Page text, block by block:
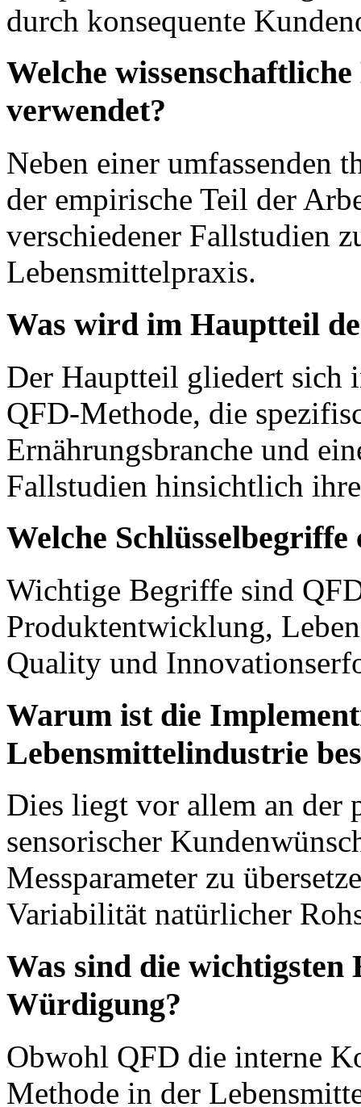
durch konsequente
Welche
verwendet?
Neben einer umfassenden
der empirische Teil der
verschiedener Fallstudien
Lebensmittelpraxis.
Was wird im Hauptteil
Der Hauptteil gliedert sich
QFD-Methode, die
Ernährungsbranche und
Fallstudien hinsichtlich
Welche
Wichtige Begriffe sind
Produktentwicklung,
Quality und
Warum ist die
Lebensmittelindustrie
Dies liegt vor allem an der
sensorischer
Messparameter zu
Variabilität natürlicher
Was sind die
Würdigung?
Obwohl QFD die interne
Methode in der